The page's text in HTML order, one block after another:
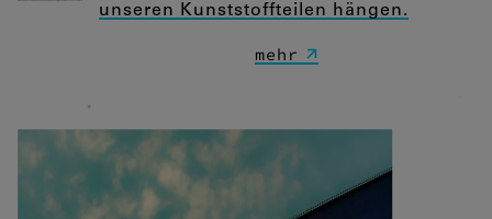
unseren Kunststoffteilen hängen.
mehr